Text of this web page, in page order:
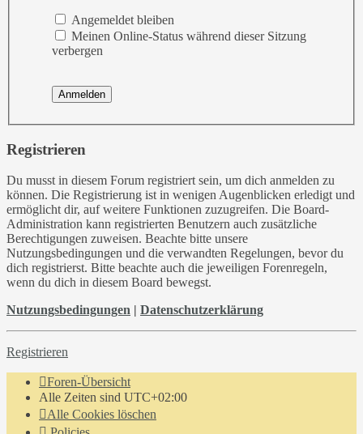
Angemeldet bleiben
Meinen Online-Status während dieser Sitzung
verbergen
Registrieren
Du musst in diesem Forum registriert sein, um dich anmelden zu
können. Die Registrierung ist in wenigen Augenblicken erledigt und
ermöglicht dir, auf weitere Funktionen zuzugreifen. Die Board-
Administration kann registrierten Benutzern auch zusätzliche
Berechtigungen zuweisen. Beachte bitte unsere
Nutzungsbedingungen und die verwandten Regelungen, bevor du
dich registrierst. Bitte beachte auch die jeweiligen Forenregeln,
wenn du dich in diesem Board bewegst.
Nutzungsbedingungen | Datenschutzerklärung
Registrieren
Foren-Übersicht
Alle Zeiten sind UTC+02:00
Alle Cookies löschen